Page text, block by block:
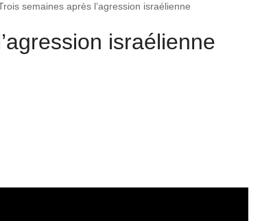
semaines après l’agression israélienne
israélienne